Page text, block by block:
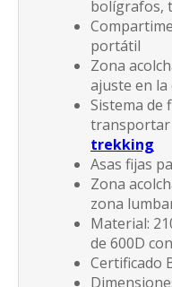
bolígrafos,
portátil
Zona
ajuste en la
Sistema de
trekking
Asas fijas
Zona
zona
Material:
de 600D
Certificado